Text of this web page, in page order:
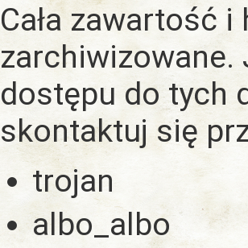
Cała zawartość
dostępu do tych
skontaktuj się
trojan
albo_albo